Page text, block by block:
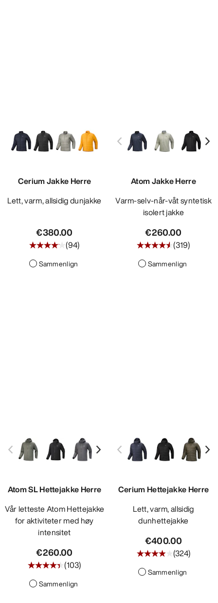
Cerium Jakke Herre
Lett, varm, allsidig dunjakke
€380.00
(94)
Sammenlign
Atom Jakke Herre
Varm-selv-når-våt syntetisk
isolert jakke
€260.00
(319)
Sammenlign
Atom SL Hettejakke Herre
Vår letteste Atom Hettejakke
for aktiviteter med høy
intensitet
€260.00
(103)
Sammenlign
Cerium Hettejakke Herre
Lett, varm, allsidig
dunhettejakke
€400.00
(324)
Sammenlign